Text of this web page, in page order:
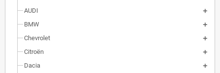
AUDI
BMW
Chevrolet
Citroën
Dacia